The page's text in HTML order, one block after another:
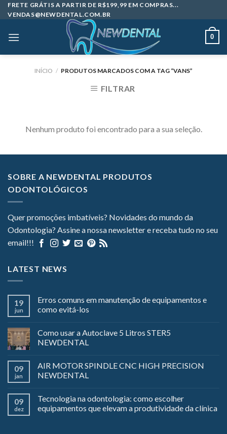
Skip
to
FRETE GRÁTIS A PARTIR DE R$199,99 EM COMPRAS...
VENDAS@NEWDENTAL.COM.BR
0
INÍCIO / PRODUTOS MARCADOS COM A TAG “VANS”
FILTRAR
Nenhum produto foi encontrado para a sua seleção.
SOBRE A NEWDENTAL PRODUTOS
ODONTOLÓGICOS
Quer promoções imbatíveis? Novidades do mundo da
Odontologia? Assine a nossa newsletter e receba tudo no seu
email!!!
LATEST NEWS
19
jun
Erros comuns em manutenção de equipamentos e
como evitá-los
Como usar a Autoclave 5 Litros STER5
NEWDENTAL
09
jan
AIR MOTOR SPINDLE CNC HIGH PRECISION
NEWDENTAL
09
dez
Tecnologia na odontologia: como escolher
equipamentos que elevam a produtividade da clínica